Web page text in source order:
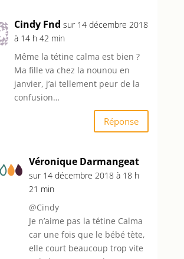
Cindy Fnd sur 14 décembre 2018
à 14 h 42 min
Même la tétine calma est bien ?
Ma fille va chez la nounou en
janvier, j’ai tellement peur de la
confusion…
Réponse
Véronique Darmangeat
sur 14 décembre 2018 à 18 h
21 min
@Cindy
Je n’aime pas la tétine Calma
car une fois que le bébé tète,
elle court beaucoup trop vite